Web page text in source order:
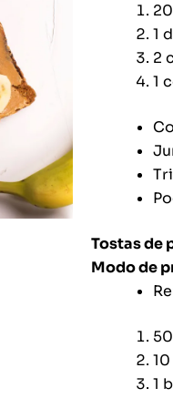
1
2
1
Tostas de
Modo de
1